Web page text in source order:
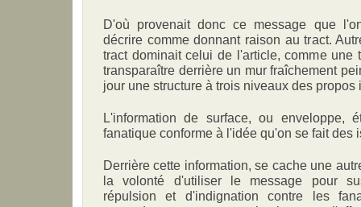
D'où provenait donc ce message que
décrire comme donnant raison au tract.
tract dominait celui de l'article, comme une
transparaître derrière un mur fraîchement
jour une structure à trois niveaux des propos
L'information de surface, ou enveloppe,
fanatique conforme à l'idée qu'on se fait des
Derrière cette information, se cache une
la volonté d'utiliser le message pour
répulsion et d'indignation contre les